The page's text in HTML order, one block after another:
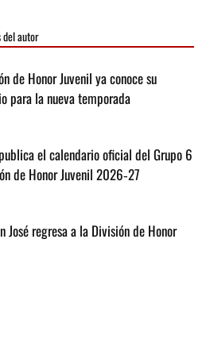
del autor
de Honor Juvenil ya conoce su
para la nueva temporada
el calendario oficial del Grupo 6
de Honor Juvenil 2026‑27
José regresa a la División de Honor